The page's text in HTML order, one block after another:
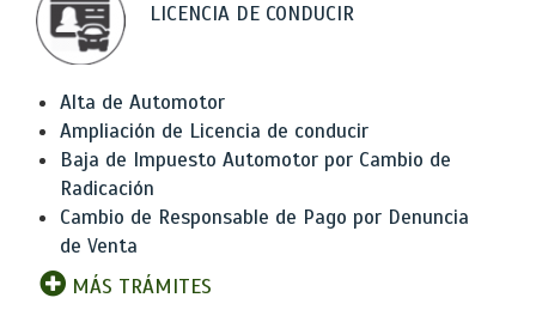
LICENCIA DE CONDUCIR
Alta de Automotor
Ampliación de Licencia de conducir
Baja de Impuesto Automotor por Cambio de
Radicación
Cambio de Responsable de Pago por Denuncia
de Venta
MÁS TRÁMITES